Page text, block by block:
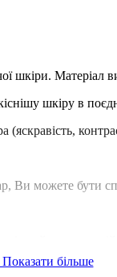
Матеріал
шкіру в
Ви можете бути
шкіряному чохлі
більше